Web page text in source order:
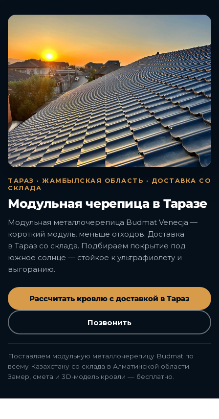
ТАРАЗ · ЖАМБЫЛСКАЯ ОБЛАСТЬ · ДОСТАВКА СО
СКЛАДА
Модульная черепица в Таразе
Модульная металлочерепица Budmat Venecja —
короткий модуль, меньше отходов. Доставка
в Тараз со склада. Подбираем покрытие под
южное солнце — стойкое к ультрафиолету и
выгоранию.
Рассчитать кровлю с доставкой в Тараз
Позвонить
Поставляем модульную металлочерепицу Budmat по
всему Казахстану со склада в Алматинской области.
Замер, смета и 3D-модель кровли — бесплатно.